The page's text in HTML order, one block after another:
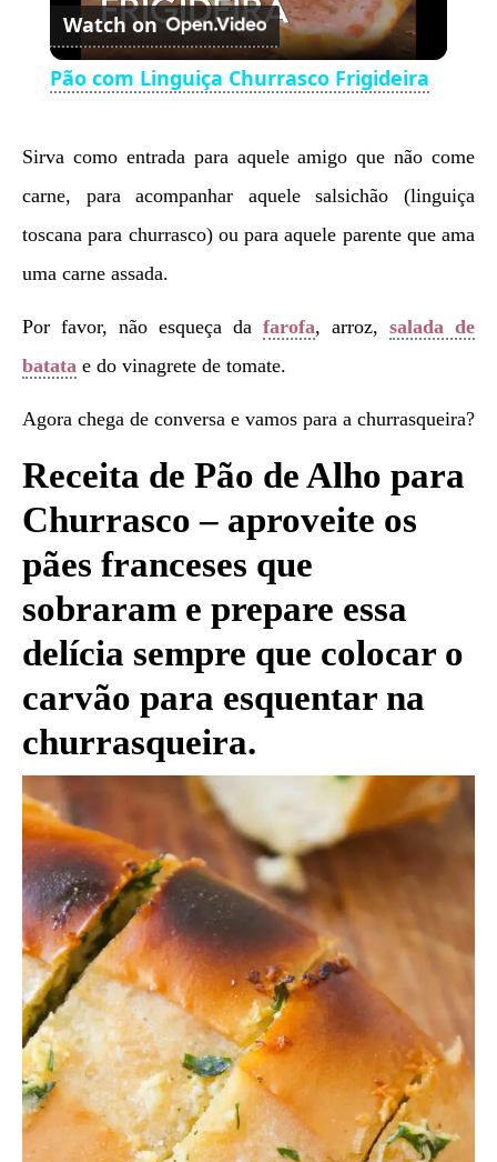
Video
Watch on
Pão com Linguiça Churrasco Frigideira
Sirva como entrada para aquele amigo que não come
carne, para acompanhar aquele salsichão (linguiça
toscana para churrasco) ou para aquele parente que ama
uma carne assada.
Por favor, não esqueça da farofa, arroz, salada de
batata e do vinagrete de tomate.
Agora chega de conversa e vamos para a churrasqueira?
Receita de Pão de Alho para
Churrasco – aproveite os
pães franceses que
sobraram e prepare essa
delícia sempre que colocar o
carvão para esquentar na
churrasqueira.